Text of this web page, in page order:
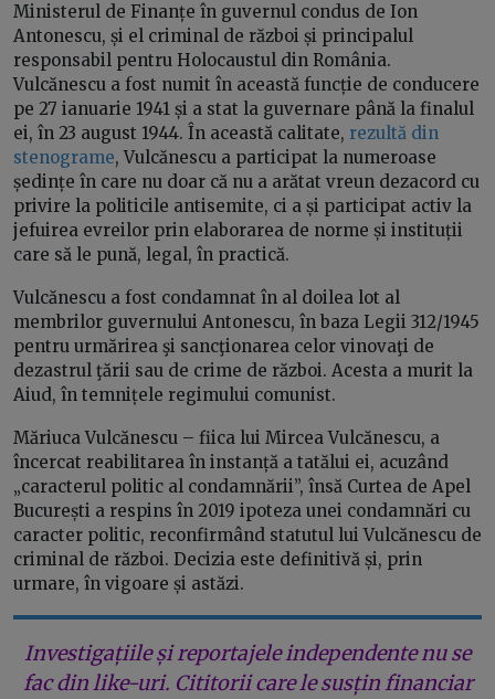
Ministerul de Finanțe în guvernul condus de Ion
Antonescu, și el criminal de război și principalul
responsabil pentru Holocaustul din România.
Vulcănescu a fost numit în această funcție de conducere
pe 27 ianuarie 1941 și a stat la guvernare până la finalul
ei, în 23 august 1944. În această calitate, rezultă din
stenograme, Vulcănescu a participat la numeroase
ședințe în care nu doar că nu a arătat vreun dezacord cu
privire la politicile antisemite, ci a și participat activ la
jefuirea evreilor prin elaborarea de norme și instituții
care să le pună, legal, în practică.
Vulcănescu a fost condamnat în al doilea lot al
membrilor guvernului Antonescu, în baza Legii 312/1945
pentru urmărirea şi sancţionarea celor vinovaţi de
dezastrul ţării sau de crime de război. Acesta a murit la
Aiud, în temnițele regimului comunist.
Măriuca Vulcănescu – fiica lui Mircea Vulcănescu, a
încercat reabilitarea în instanță a tatălui ei, acuzând
„caracterul politic al condamnării”, însă Curtea de Apel
București a respins în 2019 ipoteza unei condamnări cu
caracter politic, reconfirmând statutul lui Vulcănescu de
criminal de război. Decizia este definitivă și, prin
urmare, în vigoare și astăzi.
Investigațiile și reportajele independente nu se
fac din like-uri. Cititorii care le susțin financiar